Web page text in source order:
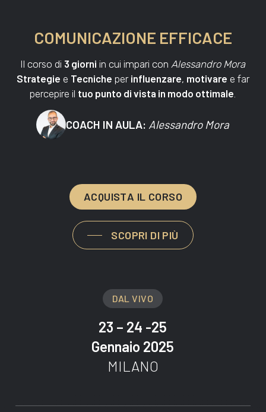
COMUNICAZIONE EFFICACE
Il corso di 3 giorni in cui impari con Alessandro Mora
Strategie e Tecniche per influenzare, motivare e far
percepire il tuo punto di vista in modo ottimale
COACH IN AULA: Alessandro Mora
ACQUISTA IL CORSO
SCOPRI DI PIÙ
DAL VIVO
23 – 24 -25
Gennaio 2025
MILANO